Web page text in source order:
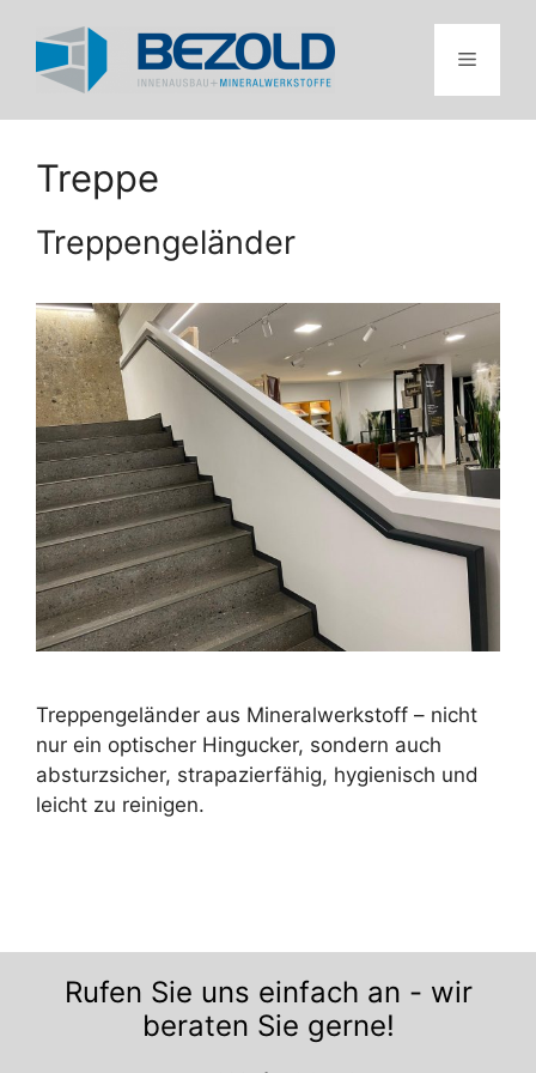
Inhalt
springen
Menü
Treppe
Treppengeländer
Treppengeländer aus Mineralwerkstoff – nicht
nur ein optischer Hingucker, sondern auch
absturzsicher, strapazierfähig, hygienisch und
leicht zu reinigen.
Rufen Sie uns einfach an - wir
beraten Sie gerne!